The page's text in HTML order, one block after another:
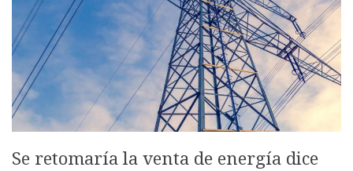
Se retomaría la venta de energía dice